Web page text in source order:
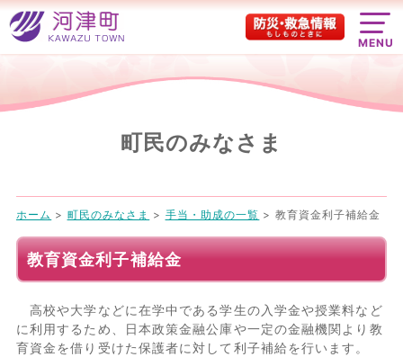
MENU
町民のみなさま
ホーム > 町民のみなさま > 手当・助成の一覧 > 教育資金利子補給金
教育資金利子補給金
高校や大学などに在学中である学生の入学金や授業料など
に利用するため、日本政策金融公庫や一定の金融機関より教
育資金を借り受けた保護者に対して利子補給を行います。